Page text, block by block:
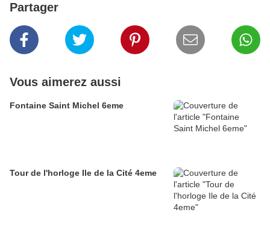
Partager
Vous aimerez aussi
Fontaine Saint Michel 6eme
Tour de l'horloge Ile de la Cité 4eme